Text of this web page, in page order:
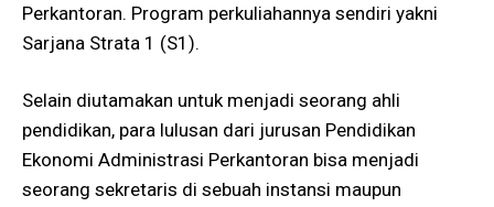
Perkantoran. Program perkuliahannya sendiri yakni
Sarjana Strata 1 (S1).
Selain diutamakan untuk menjadi seorang ahli
pendidikan, para lulusan dari jurusan Pendidikan
Ekonomi Administrasi Perkantoran bisa menjadi
seorang sekretaris di sebuah instansi maupun